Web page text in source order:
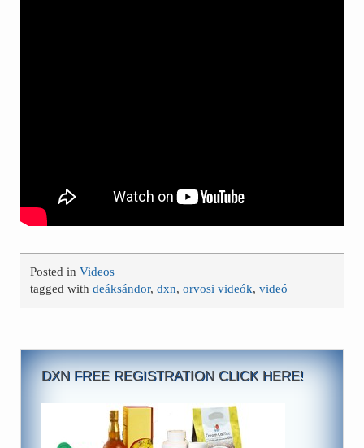
Posted inVideos
tagged withdeáksándor,dxn,orvosi videók,videó
DXN FREE REGISTRATION CLICK HERE!